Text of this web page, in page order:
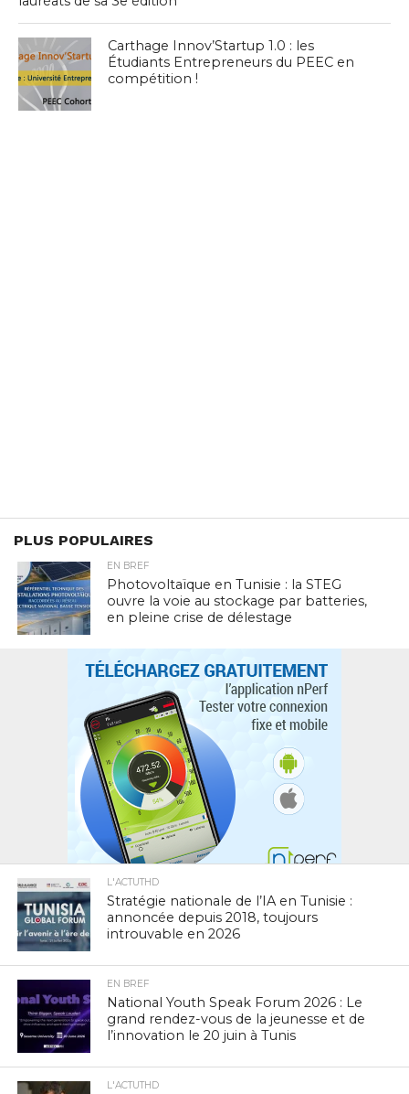
Carthage Innov’Startup 1.0 : les
Étudiants Entrepreneurs du PEEC en
compétition !
PLUS POPULAIRES
EN BREF
Photovoltaïque en Tunisie : la STEG
ouvre la voie au stockage par batteries,
en pleine crise de délestage
L'ACTUTHD
Stratégie nationale de l’IA en Tunisie :
annoncée depuis 2018, toujours
introuvable en 2026
EN BREF
National Youth Speak Forum 2026 : Le
grand rendez-vous de la jeunesse et de
l’innovation le 20 juin à Tunis
L'ACTUTHD